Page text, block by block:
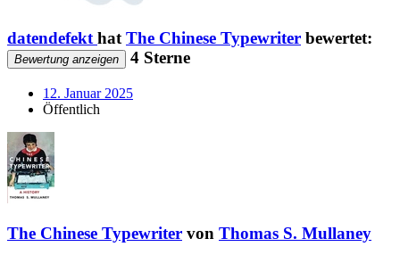
datendefekt hat The Chinese Typewriter bewertet:
Bewertung anzeigen 4 Sterne
12. Januar 2025
Öffentlich
The Chinese Typewriter von Thomas S. Mullaney